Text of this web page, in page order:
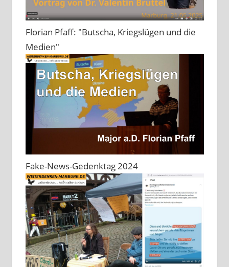
Florian Pfaff: "Butscha, Kriegslügen und die
Medien"
Fake-News-Gedenktag 2024